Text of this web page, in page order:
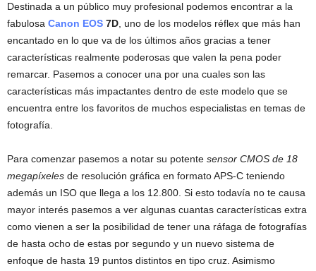
Destinada a un público muy profesional podemos encontrar a la
fabulosa Canon EOS 7D , uno de los modelos réflex que más han
encantado en lo que va de los últimos años gracias a tener
características realmente poderosas que valen la pena poder
remarcar. Pasemos a conocer una por una cuales son las
características más impactantes dentro de este modelo que se
encuentra entre los favoritos de muchos especialistas en temas de
fotografía.
Para comenzar pasemos a notar su potente sensor CMOS de 18
megapíxeles de resolución gráfica en formato APS-C teniendo
además un ISO que llega a los 12.800. Si esto todavía no te causa
mayor interés pasemos a ver algunas cuantas características extra
como vienen a ser la posibilidad de tener una ráfaga de fotografías
de hasta ocho de estas por segundo y un nuevo sistema de
enfoque de hasta 19 puntos distintos en tipo cruz. Asimismo